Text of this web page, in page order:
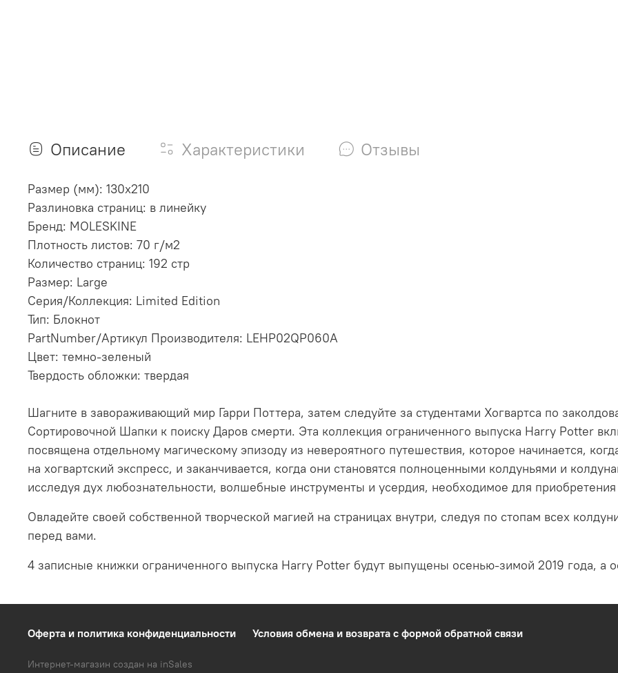
Описание Характеристики Отзывы
Размер (мм): 130х210
Разлиновка страниц: в линейку
Бренд: MOLESKINE
Плотность листов: 70 г/м2
Количество страниц: 192 стр
Размер: Large
Серия/Коллекция: Limited Edition
Тип: Блокнот
PartNumber/Артикул Производителя: LEHP02QP060A
Цвет: темно-зеленый
Твердость обложки: твердая
Шагните в завораживающий мир Гарри Поттера, затем следуйте за студентами Хогвартса по
Сортировочной Шапки к поиску Даров смерти. Эта коллекция ограниченного выпуска Harry Potter
посвящена отдельному магическому эпизоду из невероятного путешествия, которое начинается,
на хогвартский экспресс, и заканчивается, когда они становятся полноценными колдуньями и
исследуя дух любознательности, волшебные инструменты и усердия, необходимое для
Овладейте своей собственной творческой магией на страницах внутри, следуя по стопам всех
перед вами.
4 записные книжки ограниченного выпуска Harry Potter будут выпущены осенью-зимой 2019 года, а
Оферта и политика конфиденциальности Условия обмена и возврата с формой обратной связи
Интернет-магазин создан на inSales